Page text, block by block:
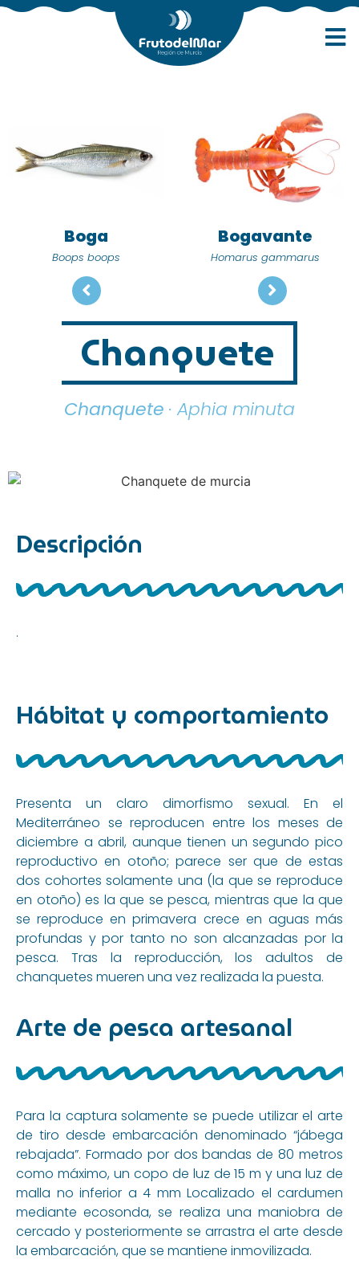
Boga
Boops boops
Bogavante
Homarus gammarus
Chanquete
Chanquete · Aphia minuta
Descripción
.
Hábitat y comportamiento
Presenta un claro dimorfismo sexual. En el
Mediterráneo se reproducen entre los meses de
diciembre a abril, aunque tienen un segundo pico
reproductivo en otoño; parece ser que de estas
dos cohortes solamente una (la que se reproduce
en otoño) es la que se pesca, mientras que la que
se reproduce en primavera crece en aguas más
profundas y por tanto no son alcanzadas por la
pesca. Tras la reproducción, los adultos de
chanquetes mueren una vez realizada la puesta.
Arte de pesca artesanal
Para la captura solamente se puede utilizar el arte
de tiro desde embarcación denominado “jábega
rebajada”. Formado por dos bandas de 80 metros
como máximo, un copo de luz de 15 m y una luz de
malla no inferior a 4 mm Localizado el cardumen
mediante ecosonda, se realiza una maniobra de
cercado y posteriormente se arrastra el arte desde
la embarcación, que se mantiene inmovilizada.